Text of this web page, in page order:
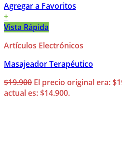
Agregar a Favoritos
+
Vista Rápida
Artículos Electrónicos
Masajeador Terapéutico
$19.900 El precio original era:
actual es: $14.900.